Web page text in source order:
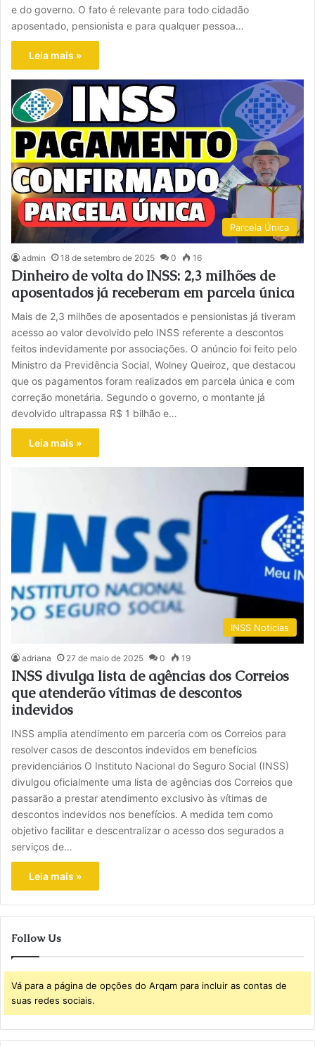
e do governo. O fato é relevante para todo cidadão
aposentado, pensionista e para qualquer pessoa…
Leia mais »
Parcela Única
admin 18 de setembro de 2025 0 16
Dinheiro de volta do INSS: 2,3 milhões de
aposentados já receberam em parcela única
Mais de 2,3 milhões de aposentados e pensionistas já tiveram
acesso ao valor devolvido pelo INSS referente a descontos
feitos indevidamente por associações. O anúncio foi feito pelo
Ministro da Previdência Social, Wolney Queiroz, que destacou
que os pagamentos foram realizados em parcela única e com
correção monetária. Segundo o governo, o montante já
devolvido ultrapassa R$ 1 bilhão e…
Leia mais »
INSS Notícias
adriana 27 de maio de 2025 0 19
INSS divulga lista de agências dos Correios
que atenderão vítimas de descontos
indevidos
INSS amplia atendimento em parceria com os Correios para
resolver casos de descontos indevidos em benefícios
previdenciários O Instituto Nacional do Seguro Social (INSS)
divulgou oficialmente uma lista de agências dos Correios que
passarão a prestar atendimento exclusivo às vítimas de
descontos indevidos nos benefícios. A medida tem como
objetivo facilitar e descentralizar o acesso dos segurados a
serviços de…
Leia mais »
Follow Us
Vá para a página de opções do Arqam para incluir as contas de
suas redes sociais.